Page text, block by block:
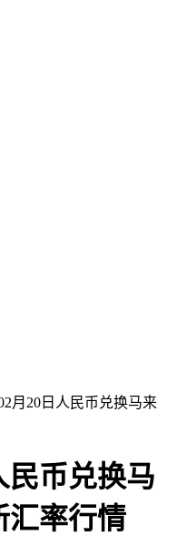
月20日人民币兑换马来
民币兑换马
汇率行情